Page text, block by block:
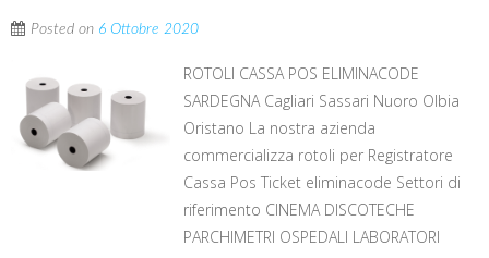
Posted on 6 Ottobre 2020
ROTOLI CASSA POS ELIMINACODE
SARDEGNA Cagliari Sassari Nuoro Olbia
Oristano La nostra azienda
commercializza rotoli per Registratore
Cassa Pos Ticket eliminacode Settori di
riferimento CINEMA DISCOTECHE
PARCHIMETRI OSPEDALI LABORATORI